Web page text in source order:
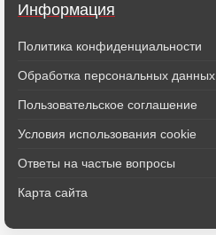
Информация
Политика конфиденциальности
Обработка персональных данных
Пользовательское соглашение
Условия использования cookie
Ответы на частые вопросы
Карта сайта